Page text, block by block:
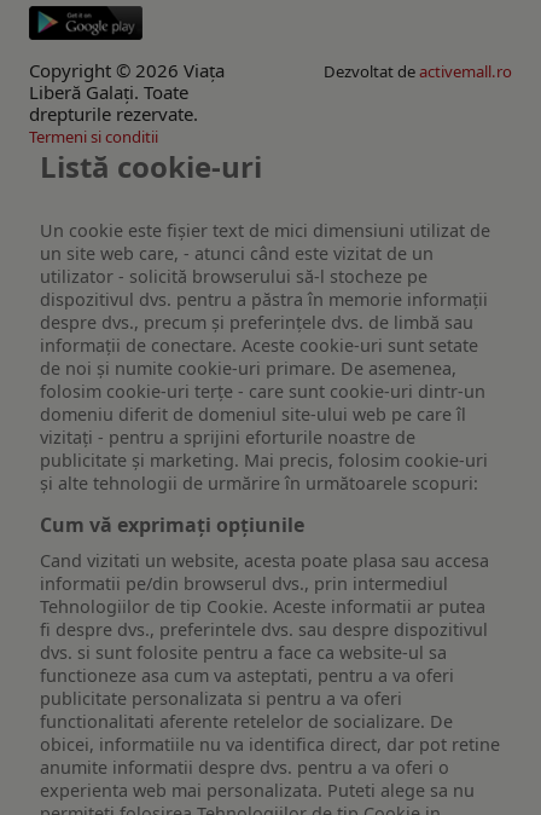
Copyright © 2026 Viaţa
Liberă Galaţi. Toate
drepturile rezervate.
Dezvoltat deactivemall.ro
Termeni si conditii
Listă cookie-uri
Un cookie este fişier text de mici dimensiuni utilizat de
un site web care, - atunci când este vizitat de un
utilizator - solicită browserului să-l stocheze pe
dispozitivul dvs. pentru a păstra în memorie informații
despre dvs., precum și preferințele dvs. de limbă sau
informații de conectare. Aceste cookie-uri sunt setate
de noi și numite cookie-uri primare. De asemenea,
folosim cookie-uri terțe - care sunt cookie-uri dintr-un
domeniu diferit de domeniul site-ului web pe care îl
vizitați - pentru a sprijini eforturile noastre de
publicitate și marketing. Mai precis, folosim cookie-uri
și alte tehnologii de urmărire în următoarele scopuri:
Cum vă exprimați opțiunile
Cand vizitati un website, acesta poate plasa sau accesa
informatii pe/din browserul dvs., prin intermediul
Tehnologiilor de tip Cookie. Aceste informatii ar putea
fi despre dvs., preferintele dvs. sau despre dispozitivul
dvs. si sunt folosite pentru a face ca website-ul sa
functioneze asa cum va asteptati, pentru a va oferi
publicitate personalizata si pentru a va oferi
functionalitati aferente retelelor de socializare. De
obicei, informatiile nu va identifica direct, dar pot retine
anumite informatii despre dvs. pentru a va oferi o
experienta web mai personalizata. Puteti alege sa nu